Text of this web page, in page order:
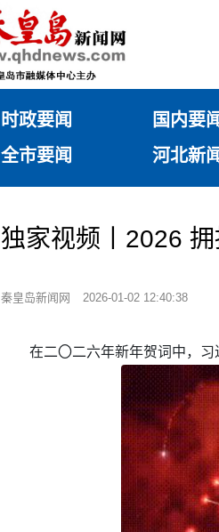
时政要闻 国内要
全市要闻
河北新
独家视频丨2026
秦皇岛新闻网 2026-01-02 12:40:38
在二〇二六年新年贺词中，习